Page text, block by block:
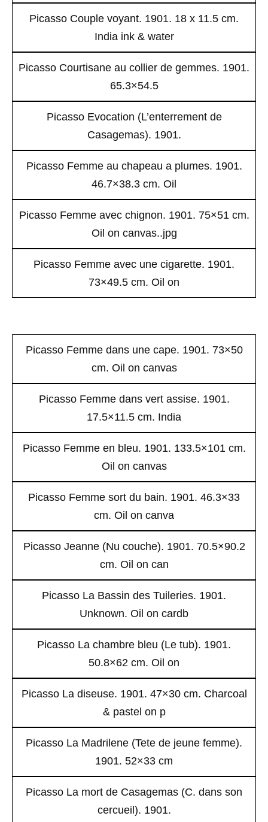
Picasso Couple voyant. 1901. 18 x 11.5 cm.
India ink & water
Picasso Courtisane au collier de gemmes. 1901.
65.3×54.5
Picasso Evocation (L’enterrement de
Casagemas). 1901.
Picasso Femme au chapeau a plumes. 1901.
46.7×38.3 cm. Oil
Picasso Femme avec chignon. 1901. 75×51 cm.
Oil on canvas..jpg
Picasso Femme avec une cigarette. 1901.
73×49.5 cm. Oil on
Picasso Femme dans une cape. 1901. 73×50
cm. Oil on canvas
Picasso Femme dans vert assise. 1901.
17.5×11.5 cm. India
Picasso Femme en bleu. 1901. 133.5×101 cm.
Oil on canvas
Picasso Femme sort du bain. 1901. 46.3×33
cm. Oil on canva
Picasso Jeanne (Nu couche). 1901. 70.5×90.2
cm. Oil on can
Picasso La Bassin des Tuileries. 1901.
Unknown. Oil on cardb
Picasso La chambre bleu (Le tub). 1901.
50.8×62 cm. Oil on
Picasso La diseuse. 1901. 47×30 cm. Charcoal
& pastel on p
Picasso La Madrilene (Tete de jeune femme).
1901. 52×33 cm
Picasso La mort de Casagemas (C. dans son
cercueil). 1901.